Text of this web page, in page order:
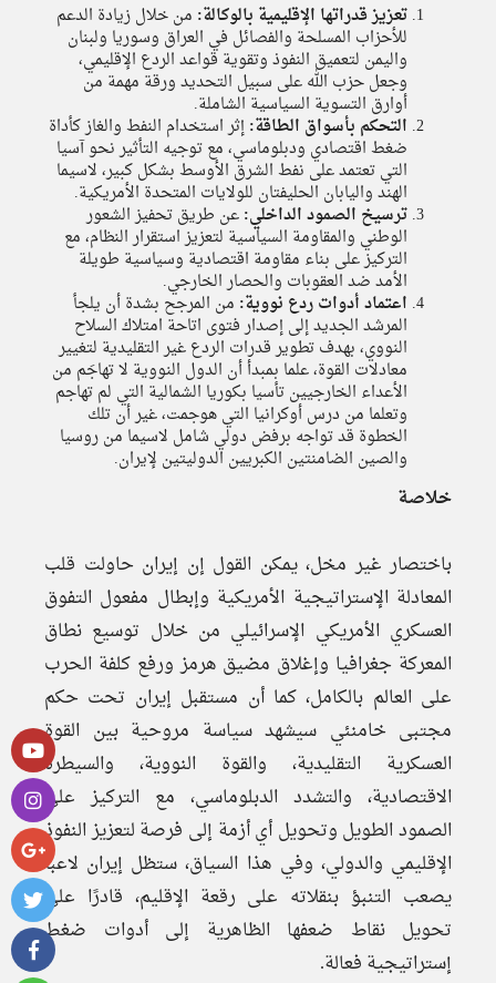
تعزيز قدراتها الإقليمية بالوكالة: من خلال زيادة الدعم
للأحزاب المسلحة والفصائل في العراق وسوريا ولبنان
واليمن لتعميق النفوذ وتقوية قواعد الردع الإقليمي،
وجعل حزب الله على سبيل التحديد ورقة مهمة من
أوارق التسوية السياسية الشاملة.
التحكم بأسواق الطاقة:إثر استخدام النفط والغاز كأداة
ضغط اقتصادي ودبلوماسي، مع توجيه التأثير نحو آسيا
التي تعتمد على نفط الشرق الأوسط بشكل كبير، لاسيما
الهند واليابان الحليفتان للولايات المتحدة الأمريكية.
ترسيخ الصمود الداخلي:عن طريق تحفيز الشعور
الوطني والمقاومة السياسية لتعزيز استقرار النظام، مع
التركيز على بناء مقاومة اقتصادية وسياسية طويلة
الأمد ضد العقوبات والحصار الخارجي.
اعتماد أدوات ردع نووية: من المرجح بشدة أن يلجأ
المرشد الجديد إلى إصدار فتوى اتاحة امتلاك السلاح
النووي، بهدف تطوير قدرات الردع غير التقليدية لتغيير
معادلات القوة، علما بمبدأ أن الدول النووية لا تهاجَم من
الأعداء الخارجيين تأسيا بكوريا الشمالية التي لم تهاجم
وتعلما من درس أوكرانيا التي هوجمت، غير أن تلك
الخطوة قد تواجه برفض دولي شامل لاسيما من روسيا
والصين الضامنتين الكبريين الدوليتين لإيران.
خلاصة
باختصار غير مخل، يمكن القول إن إيران حاولت قلب
المعادلة الإستراتيجية الأمريكية وإبطال مفعول التفوق
العسكري الأمريكي الإسرائيلي من خلال توسيع نطاق
المعركة جغرافيا وإغلاق مضيق هرمز ورفع كلفة الحرب
على العالم بالكامل، كما أن مستقبل إيران تحت حكم
مجتبى خامنئي سيشهد سياسة مروحية بين القوة
العسكرية التقليدية، والقوة النووية، والسيطرة
الاقتصادية، والتشدد الدبلوماسي، مع التركيز على
الصمود الطويل وتحويل أي أزمة إلى فرصة لتعزيز النفوذ
الإقليمي والدولي، وفي هذا السياق، ستظل إيران لاعبا
يصعب التنبؤ بنقلاته على رقعة الإقليم، قادرًا على
تحويل نقاط ضعفها الظاهرية إلى أدوات ضغط
إستراتيجية فعالة.